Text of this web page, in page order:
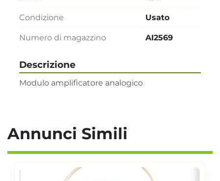
Descrizione
Modulo amplificatore analogico
Condizione Usato
Numero di magazzino AI2569
Annunci Simili